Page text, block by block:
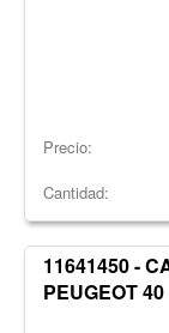
Precio:
Cantidad:
11641450 -
PEUGEOT 40